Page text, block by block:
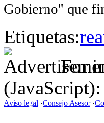
Gobierno" que
Etiquetas:
For
(JavaScript):
Aviso legal ·Consejo Asesor·